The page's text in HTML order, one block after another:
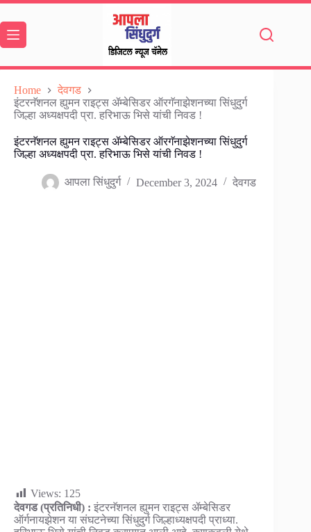
Skip
content
Home
देवगड
इंटरनॅशनल ह्युमन राइट्स ॲम्बेसिडर ऑरगॅनाझेशनच्या सिंधुदुर्ग
जिल्हा अध्यक्षपदी प्रा. हरिभाऊ भिसे यांची निवड !
इंटरनॅशनल ह्युमन राइट्स ॲम्बेसिडर ऑरगॅनाझेशनच्या सिंधुदुर्ग
जिल्हा अध्यक्षपदी प्रा. हरिभाऊ भिसे यांची निवड !
आपला सिंधुदुर्ग December 3, 2024 देवगड
Views: 125
देवगड (प्रतिनिधी) : इंटरनॅशनल ह्युमन राइट्स ॲम्बेसिडर
ऑर्गनायझेशन या संघटनेच्या सिंधुदुर्ग जिल्हाध्यक्षपदी प्राध्या.